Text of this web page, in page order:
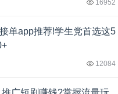
16952
单app推荐!学生党首选这5
12084